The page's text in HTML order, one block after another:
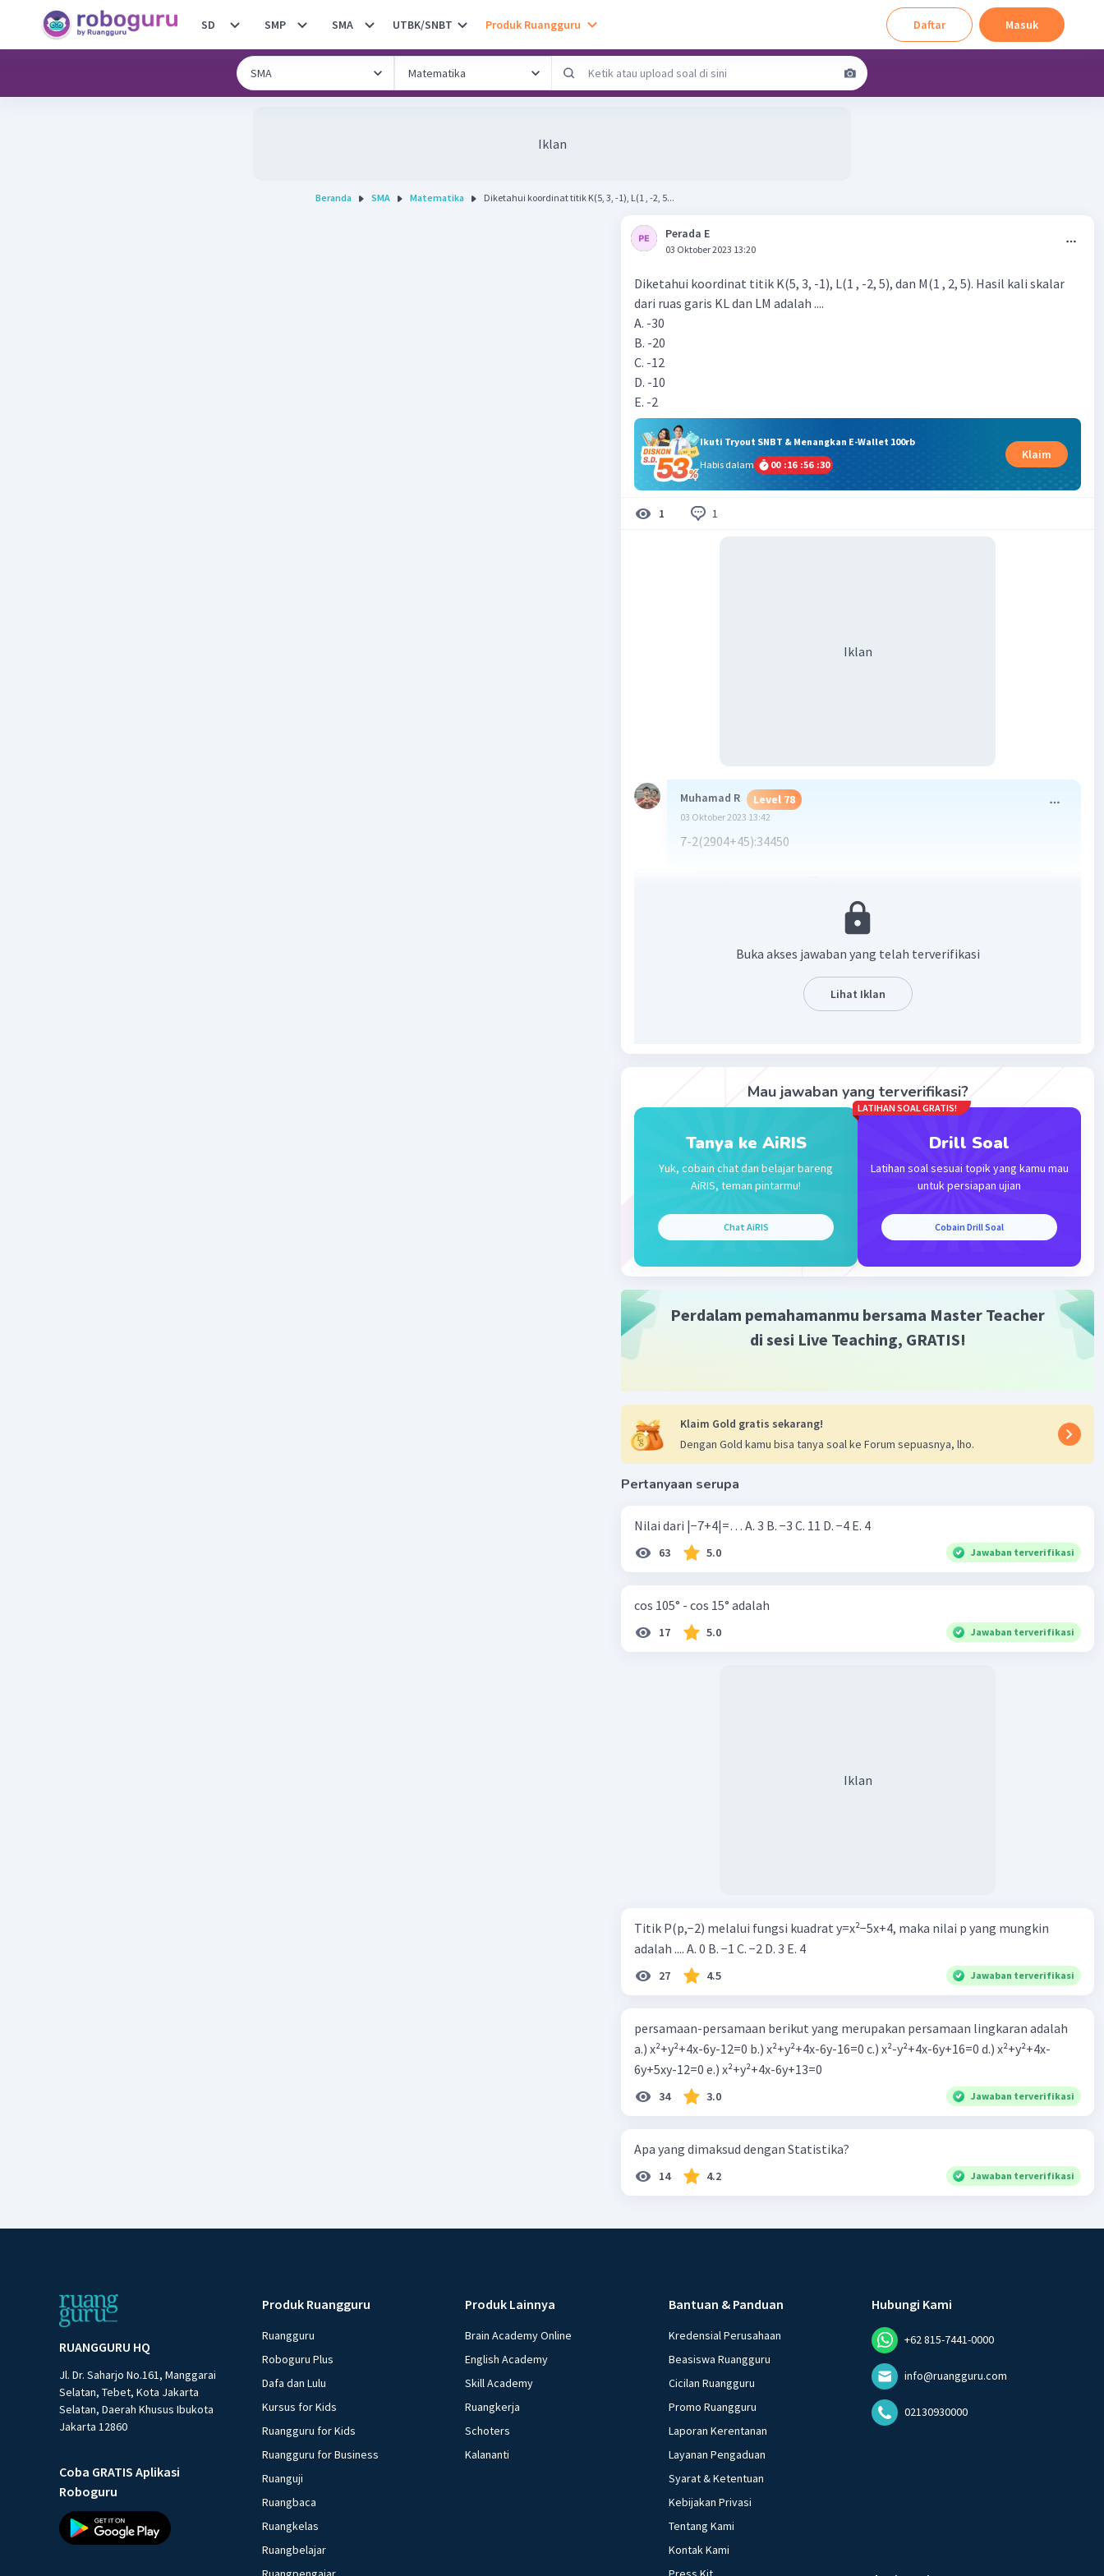
SD SMP SMA UTBK/SNBT Produk Ruangguru Daftar Masuk
Iklan
Beranda SMA Matematika Diketahui koordinat titik K(5, 3, -1), L(1 , -2, 5...
Perada E
03 Oktober 2023 13:20
Diketahui koordinat titik K(5, 3, -1), L(1 , -2, 5), dan M(1 , 2, 5). Hasil kali skalar
dari ruas garis KL dan LM adalah ....
A. -30
B. -20
C. -12
D. -10
E. -2
Ikuti Tryout SNBT & Menangkan E-Wallet 100rb
Habis dalam
00 :16 :56 :30
Klaim
1 1
Iklan
Muhamad R Level 78
03 Oktober 2023 13:42
7-2(2904+45):34450
Buka akses jawaban yang telah terverifikasi
Lihat Iklan
Mau jawaban yang terverifikasi?
Tanya ke AiRIS
Yuk, cobain chat dan belajar bareng
AiRIS, teman pintarmu!
Chat AiRIS
LATIHAN SOAL GRATIS!
Drill Soal
Latihan soal sesuai topik yang kamu mau
untuk persiapan ujian
Cobain Drill Soal
Perdalam pemahamanmu bersama Master Teacher
di sesi Live Teaching, GRATIS!
Klaim Gold gratis sekarang!
Dengan Gold kamu bisa tanya soal ke Forum sepuasnya, lho.
Pertanyaan serupa
Nilai dari |−7+4|=… A. 3 B. −3 C. 11 D. −4 E. 4
63 5.0 Jawaban terverifikasi
cos 105° - cos 15° adalah
17 5.0 Jawaban terverifikasi
Iklan
Titik P(p,−2) melalui fungsi kuadrat y=x²−5x+4, maka nilai p yang mungkin
adalah .... A. 0 B. −1 C. −2 D. 3 E. 4
27 4.5 Jawaban terverifikasi
persamaan-persamaan berikut yang merupakan persamaan lingkaran adalah
a.) x²+y²+4x-6y-12=0 b.) x²+y²+4x-6y-16=0 c.) x²-y²+4x-6y+16=0 d.) x²+y²+4x-
6y+5xy-12=0 e.) x²+y²+4x-6y+13=0
34 3.0 Jawaban terverifikasi
Apa yang dimaksud dengan Statistika?
14 4.2 Jawaban terverifikasi
RUANGGURU HQ
Jl. Dr. Saharjo No.161, Manggarai
Selatan, Tebet, Kota Jakarta
Selatan, Daerah Khusus Ibukota
Jakarta 12860
Coba GRATIS Aplikasi
Roboguru
Produk Ruangguru
Ruangguru
Roboguru Plus
Dafa dan Lulu
Kursus for Kids
Ruangguru for Kids
Ruangguru for Business
Ruanguji
Ruangbaca
Ruangkelas
Ruangbelajar
Produk Lainnya
Brain Academy Online
English Academy
Skill Academy
Ruangkerja
Schoters
Kalananti
Bantuan & Panduan
Kredensial Perusahaan
Beasiswa Ruangguru
Cicilan Ruangguru
Promo Ruangguru
Laporan Kerentanan
Layanan Pengaduan
Syarat & Ketentuan
Kebijakan Privasi
Tentang Kami
Kontak Kami
Hubungi Kami
+62 815-7441-0000
info@ruangguru.com
02130930000